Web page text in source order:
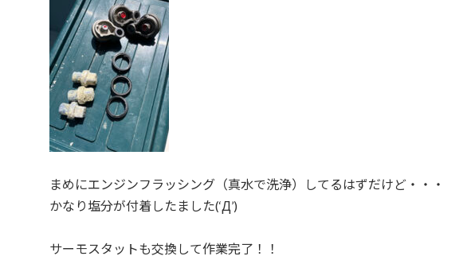
まめにエンジンフラッシング（真水で洗浄）してるはずだけど・・・
かなり塩分が付着したました(‘Д’)
サーモスタットも交換して作業完了！！